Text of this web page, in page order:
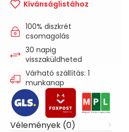
Kívánságlistához
100% diszkrét
csomagolás
30 napig
visszaküldheted
Várható szállítás: 1
munkanap
Vélemények (0)